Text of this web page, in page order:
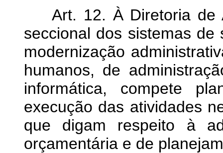
Art. 12. À Diretoria de
seccional dos sistemas
modernização
humanos, de
informática, compete
execução das atividades
que digam respeito à
orçamentária e de